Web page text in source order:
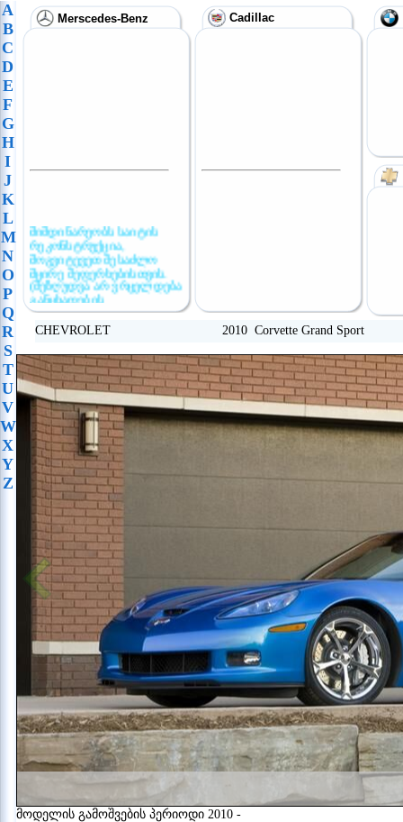
A
B
C
D
E
F
G
H
I
J
K
L
M
N
O
P
Q
R
S
T
U
V
W
X
Y
Z
Merscedes-Benz
მიმდინარეობს საიტის
რეკონსტრუქცია,
მოგვიტევეთ შესაძლო
მცირე შეფერხებისთვის.
(შეზღუდვა არ ვრცელდება
განცხადების
განთავსებაზე)
Cadillac
CHEVROLET 2010 Corvette Grand Sport
მოდელის გამოშვების პერიოდი 2010 -